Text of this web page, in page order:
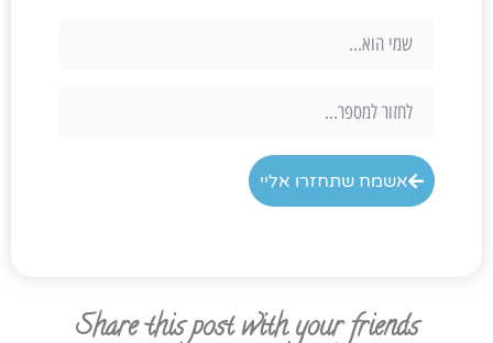
אשמח שתחזרו אליי
Share this post with your friends